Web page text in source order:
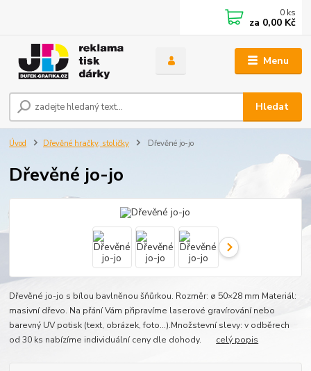
Menu
Hledat
0 ks
za 0,00 Kč
Úvod Dřevěné hračky, stoličky Dřevěné jo-jo
Dřevěné jo-jo
Dřevěné jo-jo s bílou bavlněnou šňůrkou. Rozměr: ø 50×28 mm Materiál:
masivní dřevo. Na přání Vám připravíme laserové gravírování nebo
barevný UV potisk (text, obrázek, foto...).Množstevní slevy: v odběrech
od 30 ks nabízíme individuální ceny dle dohody. celý popis